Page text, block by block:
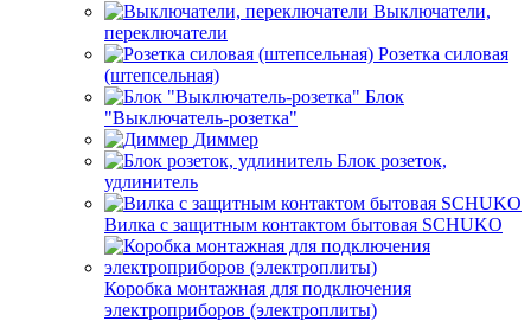
Выключатели,
переключатели
Розетка силовая
(штепсельная)
Блок
"Выключатель-розетка"
Диммер
Блок розеток,
удлинитель
Вилка с защитным контактом бытовая SCHUKO
Коробка монтажная для подключения
электроприборов (электроплиты)